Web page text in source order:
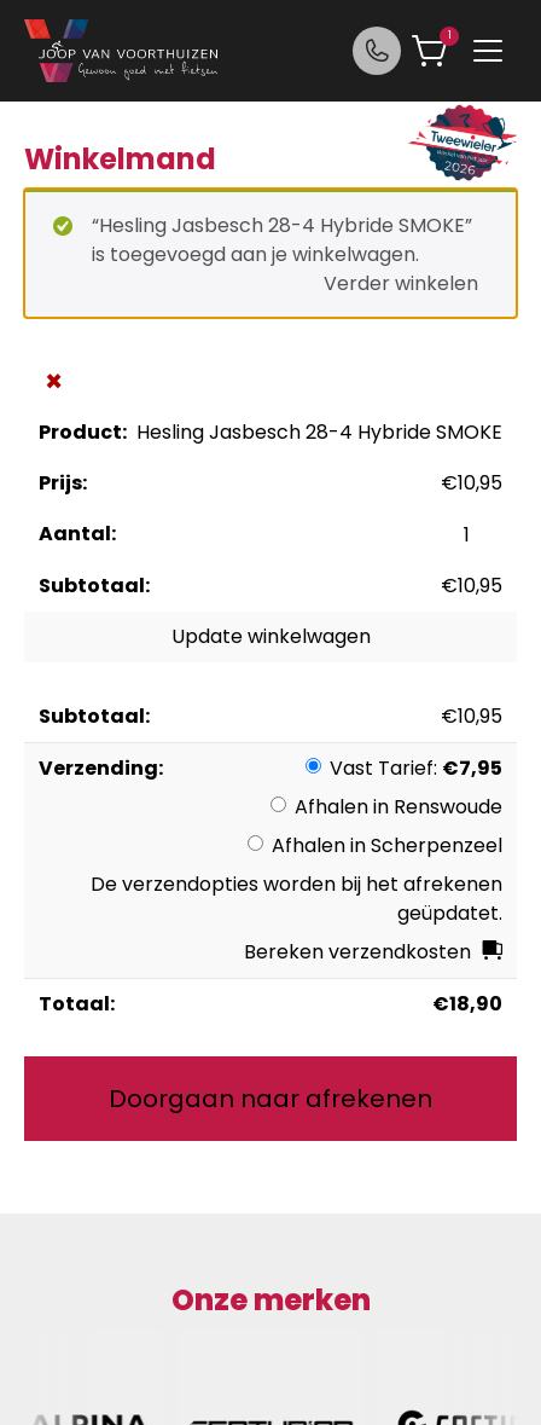
Ga naar de inhoud
1
Winkelmand
“Hesling Jasbesch 28-4 Hybride SMOKE”
is toegevoegd aan je winkelwagen.
Verder winkelen
×
Hesling Jasbesch 28-4 Hybride SMOKE
€10,95
Hesling
28-
aantal
€10,95
Update winkelwagen
€10,95
Vast Tarief: €7,95
Afhalen in Renswoude
Afhalen in Scherpenzeel
De verzendopties worden bij het afrekenen
geüpdatet.
Bereken verzendkosten
€18,90
Doorgaan naar afrekenen
Onze merken